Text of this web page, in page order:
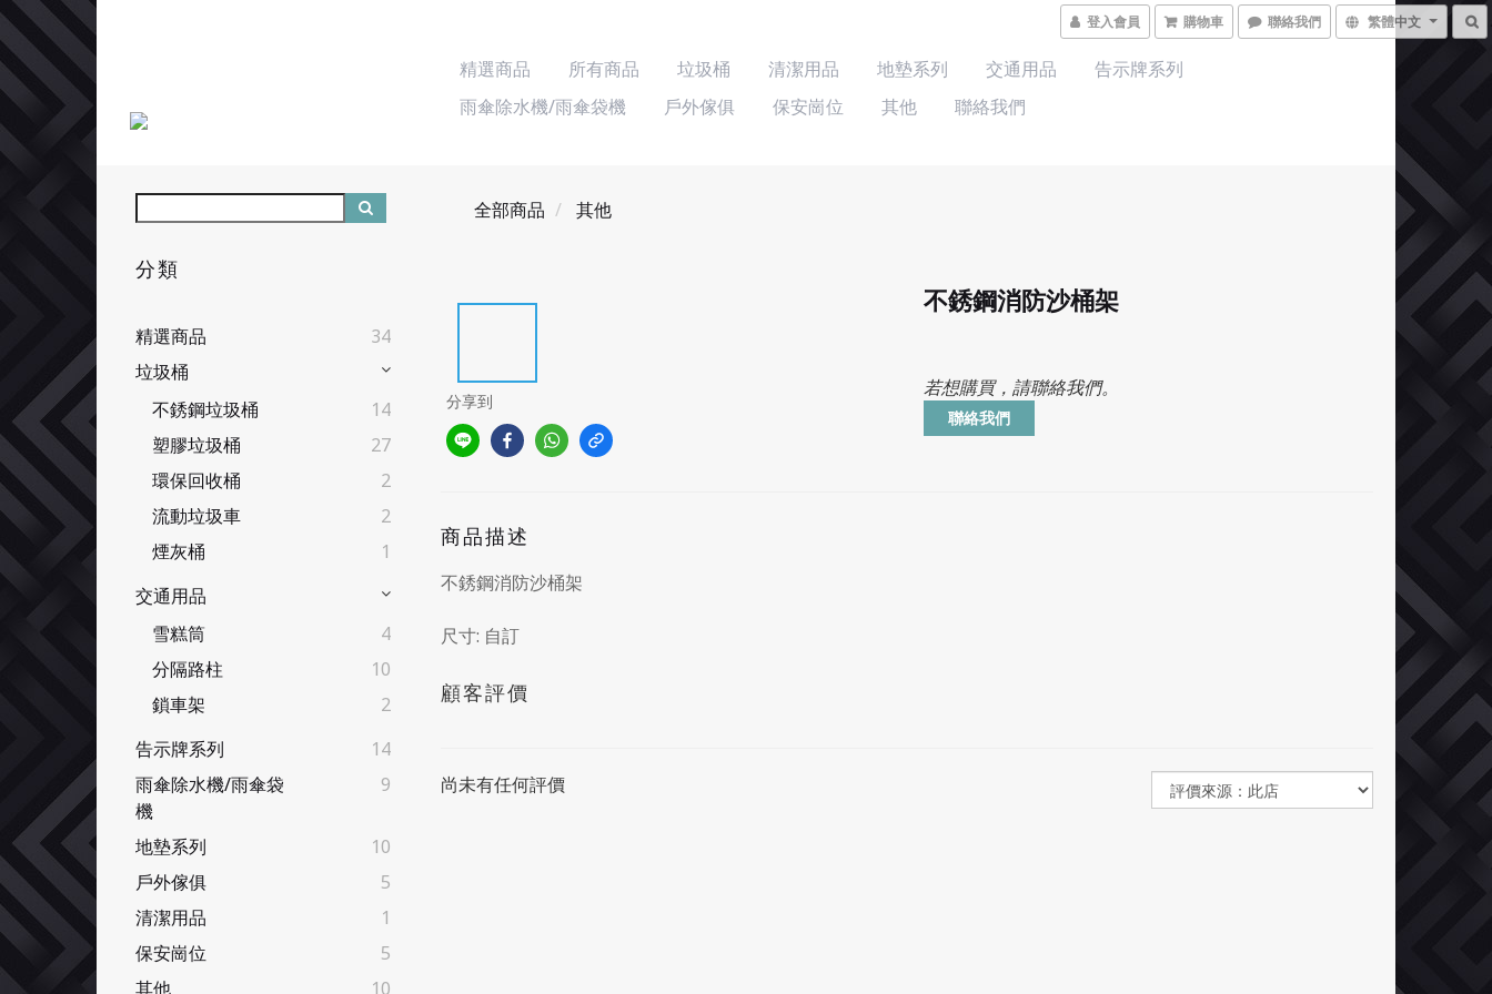
登入會員 購物車 聯絡我們 繁體中文
精選商品 所有商品 垃圾桶 清潔用品 地墊系列 交通用品
告示牌系列
雨傘除水機/雨傘袋機
戶外傢俱 保安崗位 其他 聯絡我們
分類
精選商品
34
垃圾桶
不銹鋼垃圾桶
14
塑膠垃圾桶
27
環保回收桶
2
流動垃圾車
2
煙灰桶
1
交通用品
雪糕筒
4
分隔路柱
10
鎖車架
2
告示牌系列
14
雨傘除水機/雨傘袋
機
9
地墊系列
10
戶外傢俱
5
清潔用品
1
保安崗位
5
其他
10
全部商品 其他
分享到
不銹鋼消防沙桶架
若想購買，請聯絡我們。
聯絡我們
商品描述
不銹鋼消防沙桶架
尺寸: 自訂
顧客評價
尚未有任何評價